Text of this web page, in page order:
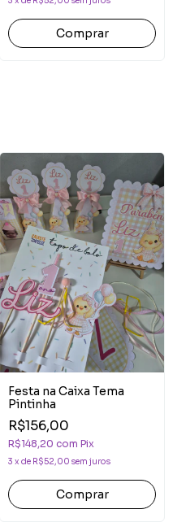
Comprar
Festa na Caixa Tema
Pintinha
R$156,00
R$148,20 com Pix
3 x de R$52,00 sem juros
Comprar